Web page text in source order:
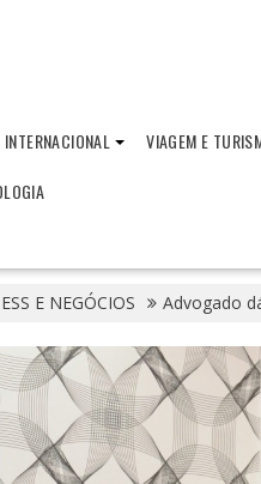
INTERNACIONAL VIAGEM E
E NEGÓCIOS Advogado